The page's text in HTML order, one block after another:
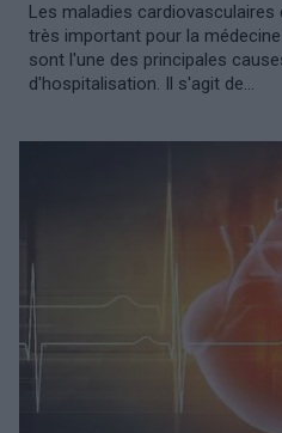
Les maladies
très important pour la
sont l'une des principales
d'hospitalisation. Il s'agit de...